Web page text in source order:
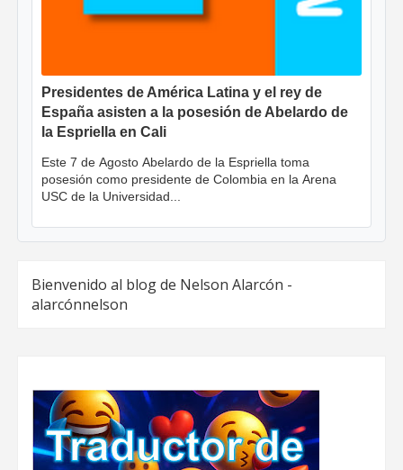
Presidentes de América Latina y el rey de
España asisten a la posesión de Abelardo de
la Espriella en Cali
Este 7 de Agosto Abelardo de la Espriella toma
posesión como presidente de Colombia en la Arena
USC de la Universidad...
Bienvenido al blog de Nelson Alarcón -
alarcónnelson